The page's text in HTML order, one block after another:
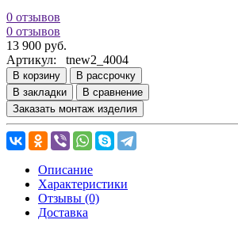
0 отзывов
0 отзывов
13 900 руб.
Артикул: tnew2_4004
В корзину
В рассрочку
В закладки
В сравнение
Заказать монтаж изделия
Описание
Характеристики
Отзывы (0)
Доставка